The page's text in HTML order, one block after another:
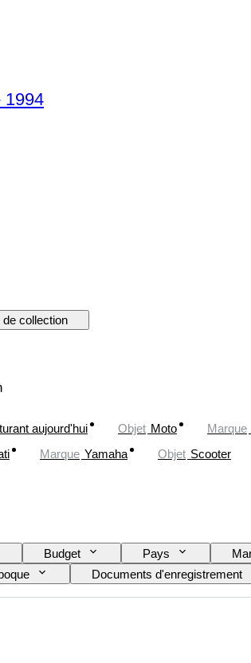
1994
collection
aujourd'hui Objet Moto Marque
Marque Yamaha Objet Scooter
Budget Pays
Documents d'enregistrement